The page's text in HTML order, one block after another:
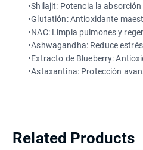
•Shilajit: Potencia la
•Glutatión: Antioxidante
•NAC: Limpia pulmones y
•Ashwagandha: Reduce
•Extracto de Blueberry:
•Astaxantina: Protección
Related Products